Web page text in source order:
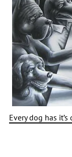
Every dog has